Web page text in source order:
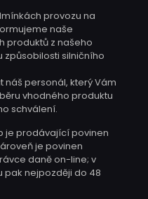
provozu na
naše
produktů z našeho
způsobilosti silničního
personál, který Vám
vhodného produktu
schválení.
je prodávající povinen
je povinen
daně on-line; v
nejpozději do 48